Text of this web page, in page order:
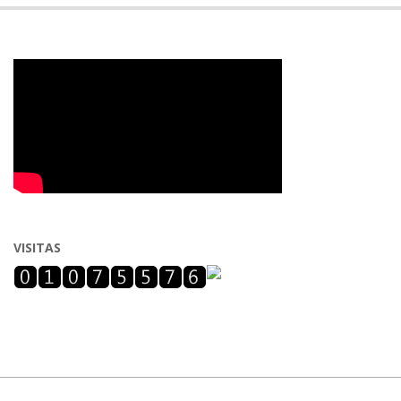
VISITAS